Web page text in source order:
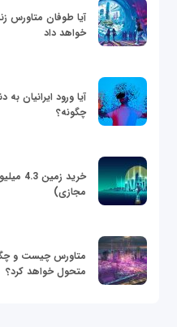
آیا طوفان متاورس
خواهد داد
آیا ورود ایرانیان
چگونه؟
خرید
مجازی)
متاورس چیست و
متحول خواهد کرد؟